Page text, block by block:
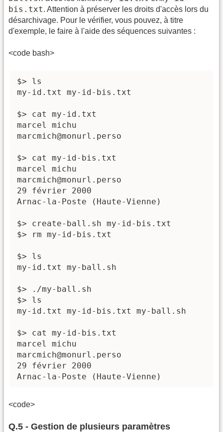
bis.txt. Attention à préserver les droits d'accès lors du
désarchivage. Pour le vérifier, vous pouvez, à titre
d'exemple, le faire à l'aide des séquences suivantes :
<code bash>
$> ls
my-id.txt my-id-bis.txt
$> cat my-id.txt
marcel michu
marcmich@monurl.perso
$> cat my-id-bis.txt
marcel michu
marcmich@monurl.perso
29 février 2000
Arnac-la-Poste (Haute-Vienne)
$> create-ball.sh my-id-bis.txt
$> rm my-id-bis.txt
$> ls
my-id.txt my-ball.sh
$> ./my-ball.sh
$> ls
my-id.txt my-id-bis.txt my-ball.sh
$> cat my-id-bis.txt
marcel michu
marcmich@monurl.perso
29 février 2000
Arnac-la-Poste (Haute-Vienne)
<code>
Q.5 - Gestion de plusieurs paramètres